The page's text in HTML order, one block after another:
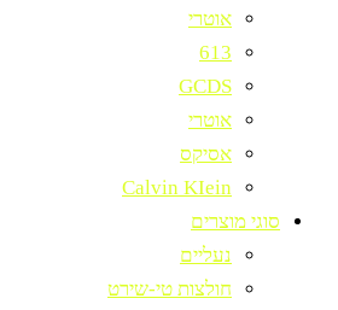
אוטרי
613
GCDS
אוטרי
אסיקס
Calvin KIein
סוגי מוצרים
נעליים
חולצות טי-שירט